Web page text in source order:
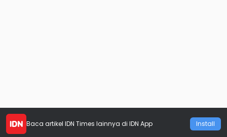
Baca artikel IDN Times lainnya di IDN App Install